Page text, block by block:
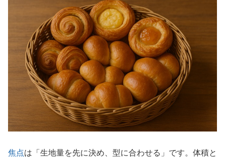
焦点は「生地量を先に決め、型に合わせる」です。体積と